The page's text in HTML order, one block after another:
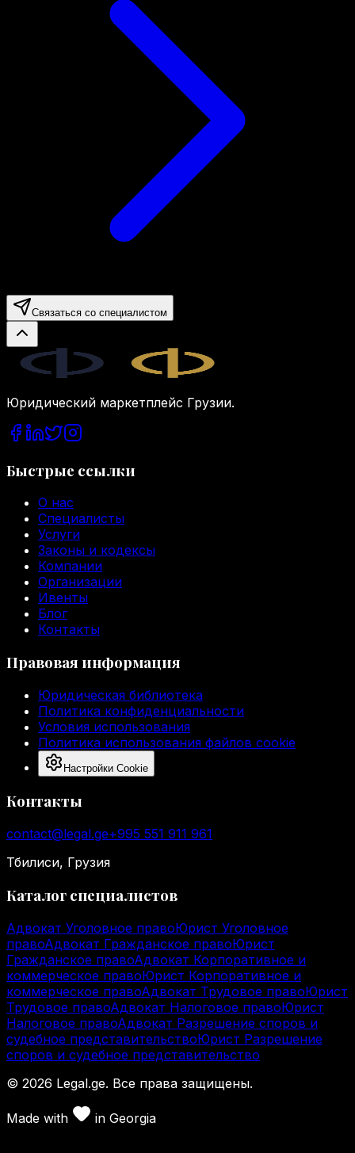
Связаться со специалистом
Юридический маркетплейс Грузии.
Быстрые ссылки
О нас
Специалисты
Услуги
Законы и кодексы
Компании
Организации
Ивенты
Блог
Контакты
Правовая информация
Юридическая библиотека
Политика конфиденциальности
Условия использования
Политика использования файлов cookie
Настройки Cookie
Контакты
contact@legal.ge+995 551 911 961
Тбилиси, Грузия
Каталог специалистов
Адвокат Уголовное правоЮрист Уголовное
правоАдвокат Гражданское правоЮрист
Гражданское правоАдвокат Корпоративное и
коммерческое правоЮрист Корпоративное и
коммерческое правоАдвокат Трудовое правоЮрист
Трудовое правоАдвокат Налоговое правоЮрист
Налоговое правоАдвокат Разрешение споров и
судебное представительствоЮрист Разрешение
споров и судебное представительство
© 2026 Legal.ge. Все права защищены.
Made with in Georgia